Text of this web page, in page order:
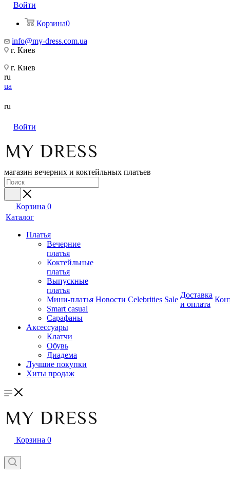
Войти
Корзина0
info@my-dress.com.ua
г. Киев
г. Киев
ru
ua
ru
Войти
магазин вечерних и коктейльных платьев
Корзина 0
Каталог
Платья
Вечерние
платья
Коктейльные
платья
Выпускные
платья
Мини-платья
Smart casual
Сарафаны
Аксессуары
Клатчи
Обувь
Диадема
Лучшие покупки
Хиты продаж
Новости Celebrities Sale
Доставка
и оплата
Корзина 0